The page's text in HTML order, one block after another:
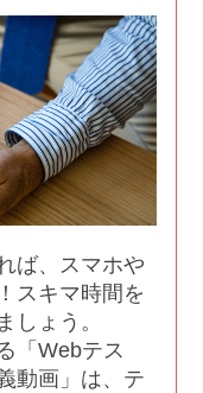
ば、スマホや
スキマ時間を
しょう。
「Webテス
動画」は、テ